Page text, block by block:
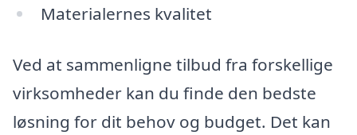
Materialernes kvalitet
Ved at sammenligne tilbud fra forskellige
virksomheder kan du finde den bedste
løsning for dit behov og budget. Det kan